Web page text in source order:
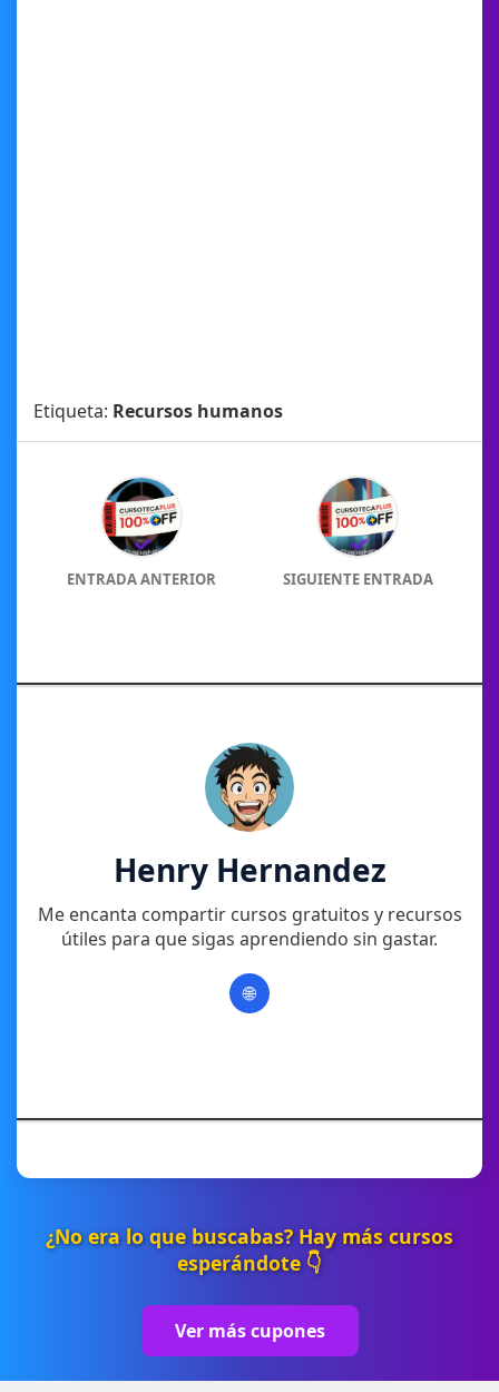
Etiqueta: Recursos humanos
ENTRADA ANTERIOR SIGUIENTE ENTRADA
Henry Hernandez
Me encanta compartir cursos gratuitos y recursos
útiles para que sigas aprendiendo sin gastar.
🌐
¿No era lo que buscabas? Hay más cursos
esperándote 👇
Ver más cupones